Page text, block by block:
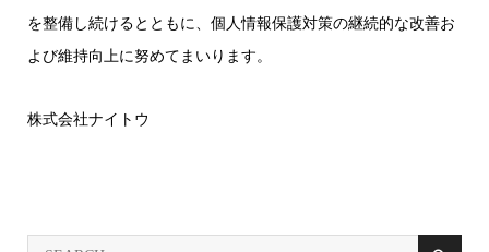
を整備し続けるとともに、個人情報保護対策の継続的な改善お
よび維持向上に努めてまいります。
株式会社ナイトウ